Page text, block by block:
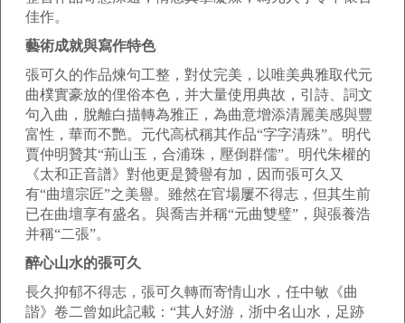
佳作。
藝術成就與寫作特色
張可久的作品煉句工整，對仗完美，以唯美典雅取代元
曲樸實豪放的俚俗本色，并大量使用典故，引詩、詞文
句入曲，脫離白描轉為雅正，為曲意增添清麗美感與豐
富性，華而不艷。元代高栻稱其作品“字字清殊”。明代
賈仲明贊其“荊山玉，合浦珠，壓倒群儒”。明代朱權的
《太和正音譜》對他更是贊譽有加，因而張可久又
有“曲壇宗匠”之美譽。雖然在官場屢不得志，但其生前
已在曲壇享有盛名。與喬吉并稱“元曲雙璧”，與張養浩
并稱“二張”。
醉心山水的張可久
長久抑郁不得志，張可久轉而寄情山水，任中敏《曲
諧》卷二曾如此記載：“其人好游，浙中名山水，足跡